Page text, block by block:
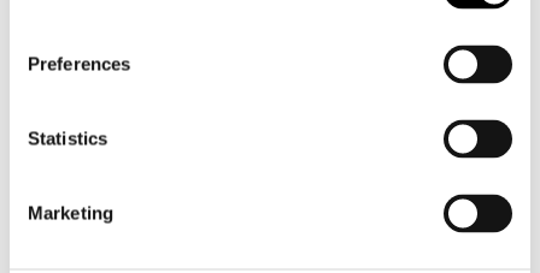
Preferences
Statistics
Marketing